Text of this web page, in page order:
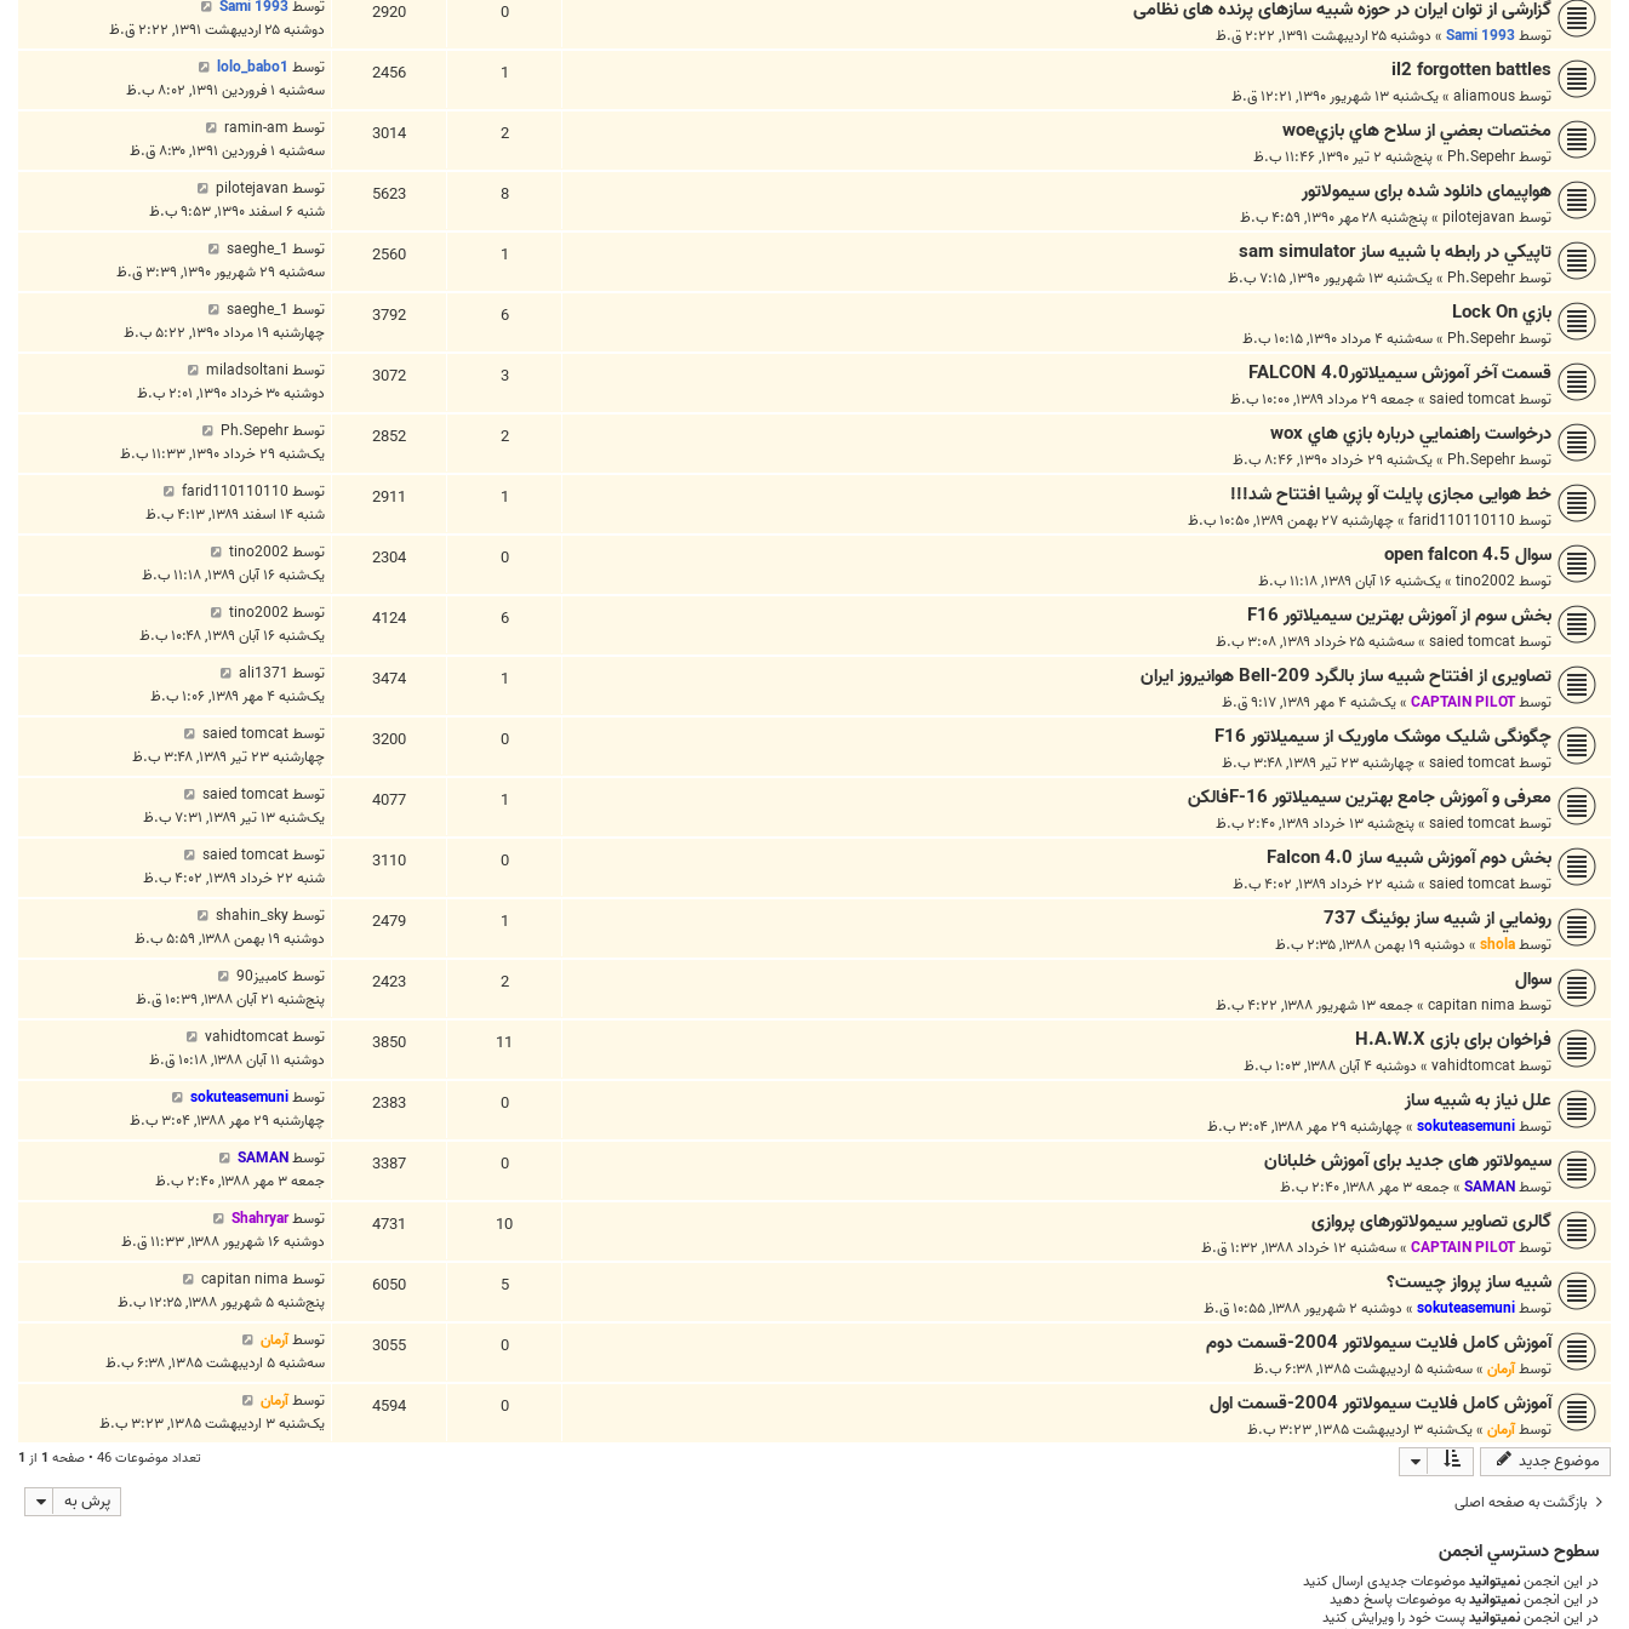
گزارشی از توان ایران در حوزه شبیه سازهای پرنده های نظامی
توسطSami 1993
» دوشنبه ۲۵ اردیبهشت ۱۳۹۱, ۲:۲۲ ق.ظ
0
2920 توسطSami 1993
دوشنبه ۲۵ اردیبهشت ۱۳۹۱, ۲:۲۲ ق.ظ
il2 forgotten battles
توسطaliamous
»یک‌شنبه ۱۳ شهریور ۱۳۹۰, ۱۲:۲۱ ق.ظ
1
2456 توسط lolo_babo1
سه‌شنبه ۱ فروردین ۱۳۹۱, ۸:۰۲ ب.ظ
مختصات بعضي از سلاح هاي بازيwoe
توسطPh.Sepehr
»پنج‌شنبه ۲ تیر ۱۳۹۰, ۱۱:۴۶ ب.ظ
2
3014 توسط ramin-am
سه‌شنبه ۱ فروردین ۱۳۹۱, ۸:۳۰ ق.ظ
هواپیمای دانلود شده برای سیمولاتور
توسط pilotejavan
»پنج‌شنبه ۲۸ مهر ۱۳۹۰, ۴:۵۹ ب.ظ
8
5623 توسط pilotejavan
شنبه ۶ اسفند ۱۳۹۰, ۹:۵۳ ب.ظ
تاپيكي در رابطه با شبيه ساز sam simulator
توسطPh.Sepehr
»یک‌شنبه ۱۳ شهریور ۱۳۹۰, ۷:۱۵ ب.ظ
1
2560 توسط saeghe_1
سه‌شنبه ۲۹ شهریور ۱۳۹۰, ۳:۳۹ ق.ظ
بازي Lock On
توسطPh.Sepehr
»سه‌شنبه ۴ مرداد ۱۳۹۰, ۱۰:۱۵ ب.ظ
6
3792 توسط saeghe_1
چهارشنبه ۱۹ مرداد ۱۳۹۰, ۵:۲۲ ب.ظ
قسمت آخر آموزش سیمیلاتورFALCON 4.0
توسطsaied tomcat
»جمعه ۲۹ مرداد ۱۳۸۹, ۱۰:۰۰ ب.ظ
3
3072 توسط miladsoltani
دوشنبه ۳۰ خرداد ۱۳۹۰, ۲:۰۱ ب.ظ
درخواست راهنمايي درباره بازي هاي wox
توسطPh.Sepehr
»یک‌شنبه ۲۹ خرداد ۱۳۹۰, ۸:۴۶ ب.ظ
2
2852 توسطPh.Sepehr
یک‌شنبه ۲۹ خرداد ۱۳۹۰, ۱۱:۳۳ ب.ظ
خط هوایی مجازی پایلت آو پرشیا افتتاح شد!!!
توسط farid110110110
»چهارشنبه ۲۷ بهمن ۱۳۸۹, ۱۰:۵۰ ب.ظ
1
2911 توسط farid110110110
شنبه ۱۴ اسفند ۱۳۸۹, ۴:۱۳ ب.ظ
سوال open falcon 4.5
توسطtino2002
»یک‌شنبه ۱۶ آبان ۱۳۸۹, ۱۱:۱۸ ب.ظ
0
2304 توسطtino2002
یک‌شنبه ۱۶ آبان ۱۳۸۹, ۱۱:۱۸ ب.ظ
بخش سوم از آموزش بهترین سیمیلاتور F16
توسطsaied tomcat
»سه‌شنبه ۲۵ خرداد ۱۳۸۹, ۳:۰۸ ب.ظ
6
4124 توسطtino2002
یک‌شنبه ۱۶ آبان ۱۳۸۹, ۱۰:۴۸ ب.ظ
تصاویری از افتتاح شبیه ساز بالگرد Bell-209 هوانیروز ایران
توسطCAPTAIN PILOT
»یک‌شنبه ۴ مهر ۱۳۸۹, ۹:۱۷ ق.ظ
1
3474 توسط ali1371
یک‌شنبه ۴ مهر ۱۳۸۹, ۱:۰۶ ب.ظ
چگونگی شلیک موشک ماوریک از سیمیلاتور F16
توسطsaied tomcat
»چهارشنبه ۲۳ تیر ۱۳۸۹, ۳:۴۸ ب.ظ
0
3200 توسطsaied tomcat
چهارشنبه ۲۳ تیر ۱۳۸۹, ۳:۴۸ ب.ظ
معرفی و آموزش جامع بهترین سیمیلاتور F-16فالکن
توسطsaied tomcat
»پنج‌شنبه ۱۳ خرداد ۱۳۸۹, ۲:۴۰ ب.ظ
1
4077 توسطsaied tomcat
یک‌شنبه ۱۳ تیر ۱۳۸۹, ۷:۳۱ ب.ظ
بخش دوم آموزش شبیه ساز Falcon 4.0
توسطsaied tomcat
»شنبه ۲۲ خرداد ۱۳۸۹, ۴:۰۲ ب.ظ
0
3110 توسطsaied tomcat
شنبه ۲۲ خرداد ۱۳۸۹, ۴:۰۲ ب.ظ
رونمايي از شبيه ساز بوئينگ 737
توسطshola
» دوشنبه ۱۹ بهمن ۱۳۸۸, ۲:۳۵ ب.ظ
1
2479 توسطshahin_sky
دوشنبه ۱۹ بهمن ۱۳۸۸, ۵:۵۹ ب.ظ
سوال
توسط capitan nima
»جمعه ۱۳ شهریور ۱۳۸۸, ۴:۲۲ ب.ظ
2
2423 توسطکامبیز90
پنج‌شنبه ۲۱ آبان ۱۳۸۸, ۱۰:۳۹ ق.ظ
فراخوان برای بازی H.A.W.X
توسطvahidtomcat
» دوشنبه ۴ آبان ۱۳۸۸, ۱:۰۳ ب.ظ
11
3850 توسطvahidtomcat
دوشنبه ۱۱ آبان ۱۳۸۸, ۱۰:۱۸ ق.ظ
علل نياز به شبيه ساز
توسطsokuteasemuni
»چهارشنبه ۲۹ مهر ۱۳۸۸, ۳:۰۴ ب.ظ
0
2383 توسطsokuteasemuni
چهارشنبه ۲۹ مهر ۱۳۸۸, ۳:۰۴ ب.ظ
سیمولاتور های جدید برای آموزش خلبانان
توسطSAMAN
»جمعه ۳ مهر ۱۳۸۸, ۲:۴۰ ب.ظ
0
3387 توسطSAMAN
جمعه ۳ مهر ۱۳۸۸, ۲:۴۰ ب.ظ
گالری تصاویر سیمولاتورهای پروازی
توسطCAPTAIN PILOT
»سه‌شنبه ۱۲ خرداد ۱۳۸۸, ۱:۳۲ ق.ظ
10
4731 توسطShahryar
دوشنبه ۱۶ شهریور ۱۳۸۸, ۱۱:۳۳ ق.ظ
شبيه ساز پرواز چيست؟
توسطsokuteasemuni
» دوشنبه ۲ شهریور ۱۳۸۸, ۱۰:۵۵ ق.ظ
5
6050 توسط capitan nima
پنج‌شنبه ۵ شهریور ۱۳۸۸, ۱۲:۲۵ ب.ظ
آموزش کامل فلايت سيمولاتور 2004-قسمت دوم
توسطآرمان »سه‌شنبه ۵ اردیبهشت ۱۳۸۵, ۶:۳۸ ب.ظ
0
3055 توسطآرمان
سه‌شنبه ۵ اردیبهشت ۱۳۸۵, ۶:۳۸ ب.ظ
آموزش کامل فلايت سيمولاتور 2004-قسمت اول
توسطآرمان »یک‌شنبه ۳ اردیبهشت ۱۳۸۵, ۳:۲۳ ب.ظ
0
4594 توسطآرمان
یک‌شنبه ۳ اردیبهشت ۱۳۸۵, ۳:۲۳ ب.ظ
موضوع جدید تعداد موضوعات 46 • صفحه 1 از 1
بازگشت به صفحه اصلی پرش به
سطوح دسترسي انجمن
در این انجمننمیتوانیدموضوعات جدیدی ارسال کنید
در این انجمننمیتوانیدبه موضوعات پاسخ دهید
در این انجمننمیتوانیدپست خود را ویرایش کنید